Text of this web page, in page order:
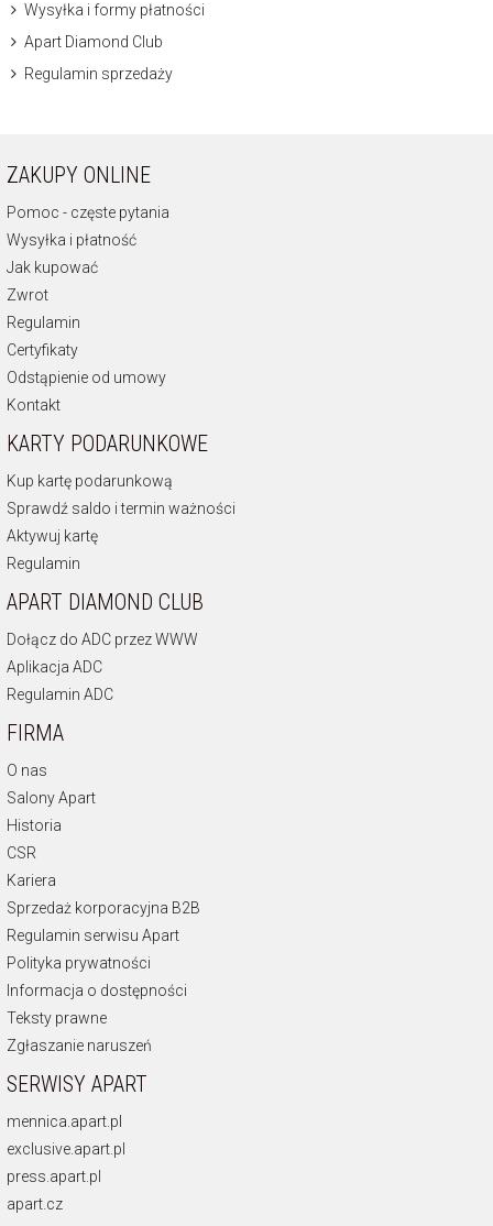
Wysyłka i formy płatności
Apart Diamond Club
Regulamin sprzedaży
ZAKUPY ONLINE
Pomoc - częste pytania
Wysyłka i płatność
Jak kupować
Zwrot
Regulamin
Certyfikaty
Odstąpienie od umowy
Kontakt
KARTY PODARUNKOWE
Kup kartę podarunkową
Sprawdź saldo i termin ważności
Aktywuj kartę
Regulamin
APART DIAMOND CLUB
Dołącz do ADC przez WWW
Aplikacja ADC
Regulamin ADC
FIRMA
O nas
Salony Apart
Historia
CSR
Kariera
Sprzedaż korporacyjna B2B
Regulamin serwisu Apart
Polityka prywatności
Informacja o dostępności
Teksty prawne
Zgłaszanie naruszeń
SERWISY APART
mennica.apart.pl
exclusive.apart.pl
press.apart.pl
apart.cz